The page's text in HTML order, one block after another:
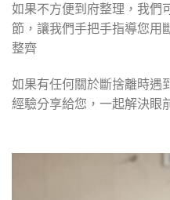
如果不方便到府整理，我們
節，讓我們手把手指導您用
整齊
如果有任何關於斷捨離時遇
經驗分享給您，一起解決眼